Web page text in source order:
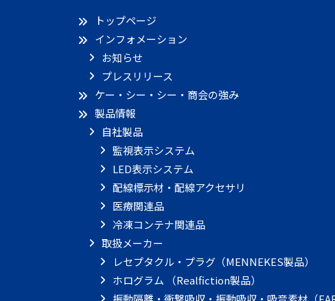
トップページ
インフォメーション
お知らせ
プレスリリース
ケー・シー・シー・商会の強み
製品情報
自社製品
監視表示システム
LED表示システム
配線標示材・配線アクセサリ
医療関連品
冷凍コンテナ関連品
取扱メーカー
レセプタクル・プラグ（MENNEKES製品）
ホログラム （Realfiction製品）